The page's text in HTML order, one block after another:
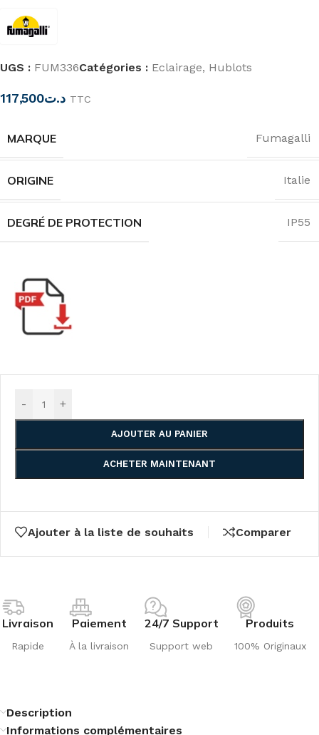
UGS : FUM336Catégories : Eclairage, Hublots
د.ت117,500 TTC
MARQUE Fumagalli
ORIGINE Italie
DEGRÉ DE PROTECTION IP55
- +
AJOUTER AU PANIER
ACHETER MAINTENANT
Ajouter à la liste de souhaits Comparer
Livraison
Rapide
Paiement
À la livraison
24/7 Support
Support web
Produits
100% Originaux
Description
Informations complémentaires